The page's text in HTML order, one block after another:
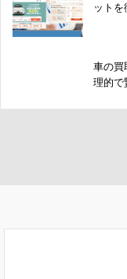
ットを
車の買
理的で